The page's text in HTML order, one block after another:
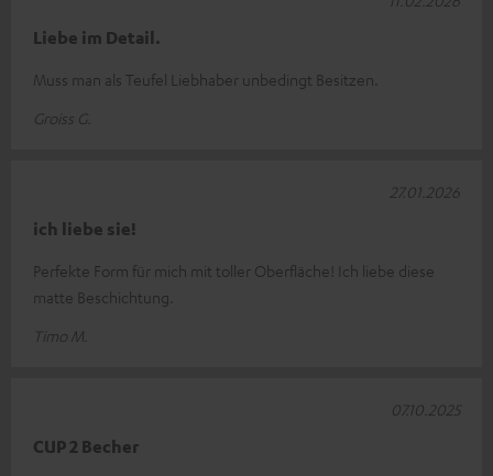
Liebe im Detail.
Muss man als Teufel Liebhaber unbedingt Besitzen.
Groiss G.
ich liebe sie!
Perfekte Form für mich mit toller Oberfläche! Ich liebe diese
matte Beschichtung.
Timo M.
27.01.2026
CUP 2 Becher
07.10.2025